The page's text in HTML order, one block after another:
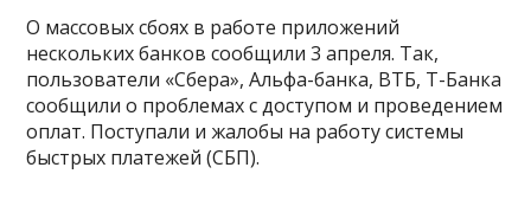
О массовых сбоях в работе приложений
нескольких банков сообщили 3 апреля. Так,
пользователи «Сбера», Альфа-банка, ВТБ, Т-Банка
сообщили о проблемах с доступом и проведением
оплат. Поступали и жалобы на работу системы
быстрых платежей (СБП).